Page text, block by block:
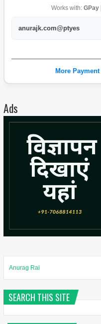
Works with: GPay
anurajk.com@ptyes
More
Ads
Anurag Rai
SEARCH THIS SITE